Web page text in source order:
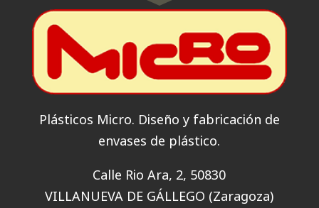
Plásticos Micro. Diseño y fabricación de
envases de plástico.
Calle Rio Ara, 2, 50830
VILLANUEVA DE GÁLLEGO (Zaragoza)